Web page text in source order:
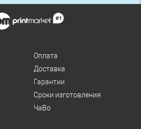
Оплата
Доставка
Гарантии
Сроки изготовления
ЧаВо